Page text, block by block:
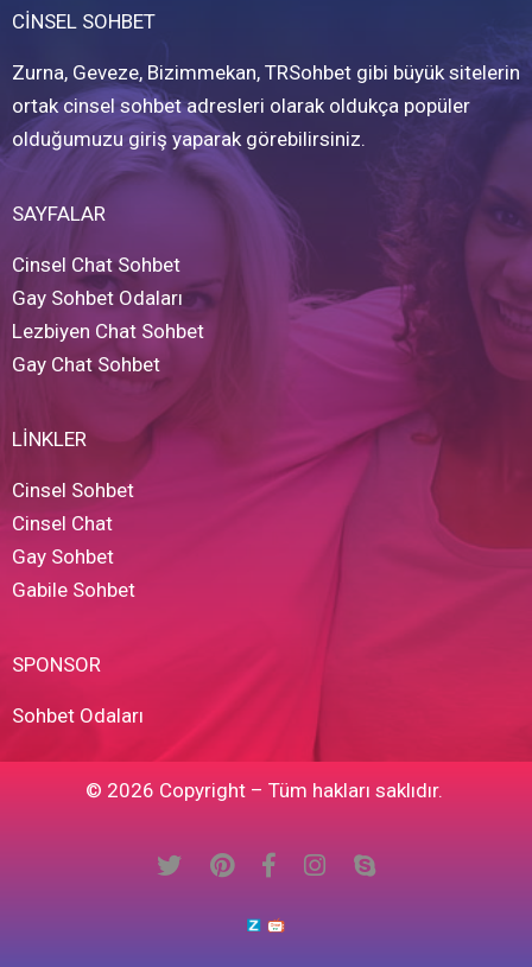
CİNSEL SOHBET
Zurna, Geveze, Bizimmekan, TRSohbet gibi büyük sitelerin
ortak cinsel sohbet adresleri olarak oldukça popüler
olduğumuzu giriş yaparak görebilirsiniz.
SAYFALAR
Cinsel Chat Sohbet
Gay Sohbet Odaları
Lezbiyen Chat Sohbet
Gay Chat Sohbet
LİNKLER
Cinsel Sohbet
Cinsel Chat
Gay Sohbet
Gabile Sohbet
SPONSOR
Sohbet Odaları
© 2026 Copyright – Tüm hakları saklıdır.